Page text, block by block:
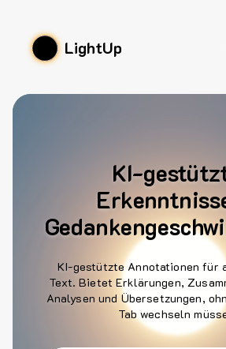
LightUp
KI-
KI-gestützte Annotationen für
Text. Bietet Erklärungen,
Analysen und Übersetzungen,
Tab wechseln